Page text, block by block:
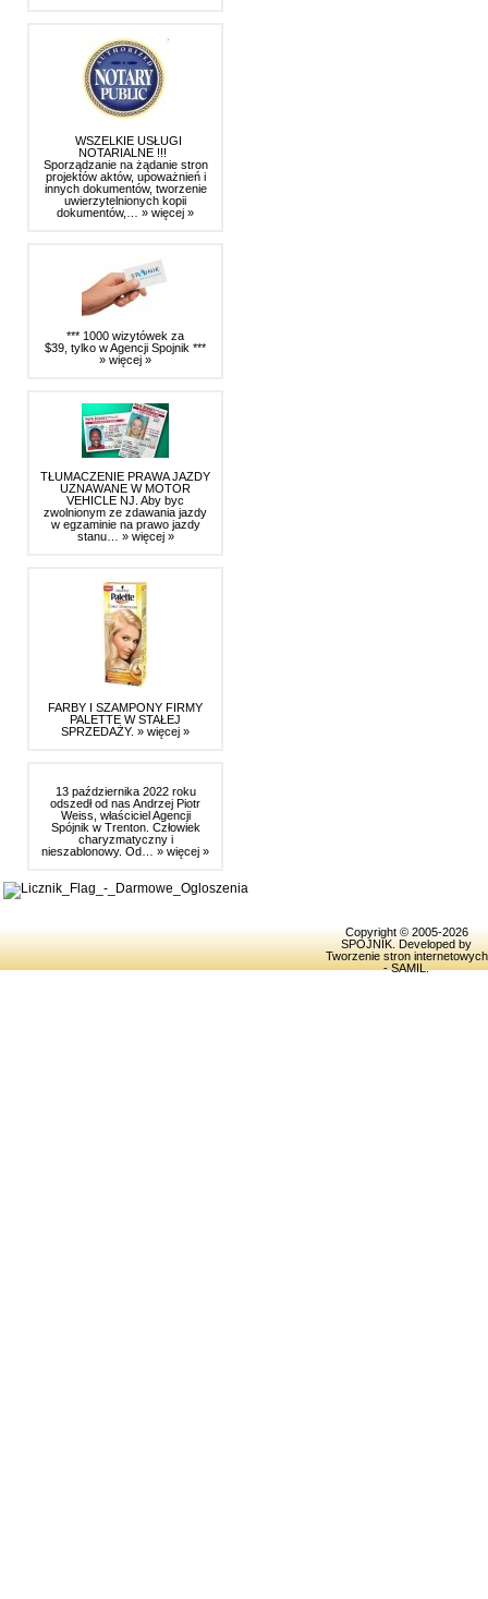
WSZELKIE USŁUGI
NOTARIALNE !!!
Sporządzanie na żądanie stron
projektów aktów, upoważnień i
innych dokumentów, tworzenie
uwierzytelnionych kopii
dokumentów,… » więcej »
*** 1000 wizytówek za
$39, tylko w Agencji Spojnik ***
» więcej »
TŁUMACZENIE PRAWA JAZDY
UZNAWANE W MOTOR
VEHICLE NJ. Aby byc
zwolnionym ze zdawania jazdy
w egzaminie na prawo jazdy
stanu… » więcej »
FARBY I SZAMPONY FIRMY
PALETTE W STAŁEJ
SPRZEDAŻY. » więcej »
13 października 2022 roku
odszedł od nas Andrzej Piotr
Weiss, właściciel Agencji
Spójnik w Trenton. Człowiek
charyzmatyczny i
nieszablonowy. Od… » więcej »
Copyright © 2005-2026
SPOJNIK . Developed by
Tworzenie stron internetowych
- SAMIL.